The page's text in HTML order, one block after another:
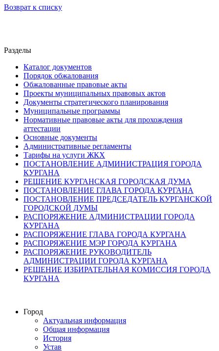
Возврат к списку
Разделы
Каталог документов
Порядок обжалования
Обжалованные правовые акты
Проекты муниципальных правовых актов
Документы стратегического планирования
Муниципальные программы
Нормативные правовые акты для прохождения
аттестации
Основные документы
Административные регламенты
Тарифы на услуги ЖКХ
ПОСТАНОВЛЕНИЕ АДМИНИСТРАЦИЯ ГОРОДА
КУРГАНА
РЕШЕНИЕ КУРГАНСКАЯ ГОРОДСКАЯ ДУМА
ПОСТАНОВЛЕНИЕ ГЛАВА ГОРОДА КУРГАНА
ПОСТАНОВЛЕНИЕ ПРЕДСЕДАТЕЛЬ КУРГАНСКОЙ
ГОРОДСКОЙ ДУМЫ
РАСПОРЯЖЕНИЕ АДМИНИСТРАЦИИ ГОРОДА
КУРГАНА
РАСПОРЯЖЕНИЕ ГЛАВА ГОРОДА КУРГАНА
РАСПОРЯЖЕНИЕ МЭР ГОРОДА КУРГАНА
РАСПОРЯЖЕНИЕ РУКОВОДИТЕЛЬ
АДМИНИСТРАЦИИ ГОРОДА КУРГАНА
РЕШЕНИЕ ИЗБИРАТЕЛЬНАЯ КОМИССИЯ ГОРОДА
КУРГАНА
Город
Актуальная информация
Общая информация
История
Устав